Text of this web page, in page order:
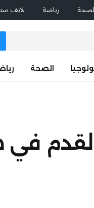
رياضة لايف
الصحة
القدم